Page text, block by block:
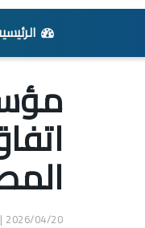
2026/04/20 | 1:12 مساءً